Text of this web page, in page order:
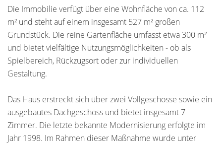
Die Immobilie verfügt über eine Wohnfläche von ca. 112
m² und steht auf einem insgesamt 527 m² großen
Grundstück. Die reine Gartenfläche umfasst etwa 300 m²
und bietet vielfältige Nutzungsmöglichkeiten - ob als
Spielbereich, Rückzugsort oder zur individuellen
Gestaltung.
Das Haus erstreckt sich über zwei Vollgeschosse sowie ein
ausgebautes Dachgeschoss und bietet insgesamt 7
Zimmer. Die letzte bekannte Modernisierung erfolgte im
Jahr 1998. Im Rahmen dieser Maßnahme wurde unter